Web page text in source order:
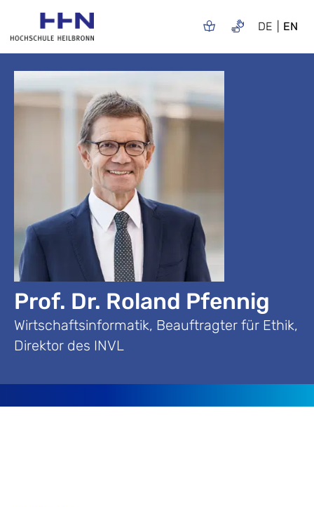
DE EN
Prof. Dr. Roland Pfennig
Wirtschaftsinformatik, Beauftragter für Ethik,
Direktor des INVL